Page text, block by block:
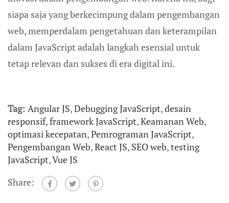
siapa saja yang berkecimpung dalam pengembangan
web, memperdalam pengetahuan dan keterampilan
dalam JavaScript adalah langkah esensial untuk
tetap relevan dan sukses di era digital ini.
Tag: Angular JS,Debugging JavaScript,desain
responsif,framework JavaScript,Keamanan Web,
optimasi kecepatan,Pemrograman JavaScript,
Pengembangan Web,React JS, SEO web,testing
JavaScript,Vue JS
Share: